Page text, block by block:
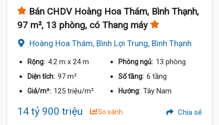
Bán CHDV Hoàng Hoa Thám, Bình Thạnh,
97 m², 13 phòng, có Thang máy
Hoàng Hoa Thám, Bình Lợi Trung, Bình Thạnh
Rộng: 4.2 m x 24 m Phòng ngủ: 13 phòng
Diện tích: 97 m² Số tầng: 6 tầng
Giá/m²: 125 triệu/m² Hướng: Tây Nam
14 tỷ 900 triệu So sánh Chia sẻ